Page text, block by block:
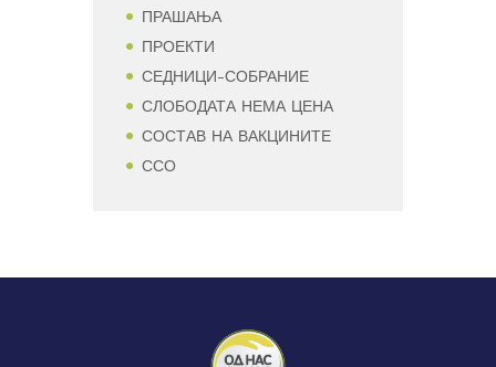
ПРАШАЊА
ПРОЕКТИ
СЕДНИЦИ-СОБРАНИЕ
СЛОБОДАТА НЕМА ЦЕНА
СОСТАВ НА ВАКЦИНИТЕ
ССО